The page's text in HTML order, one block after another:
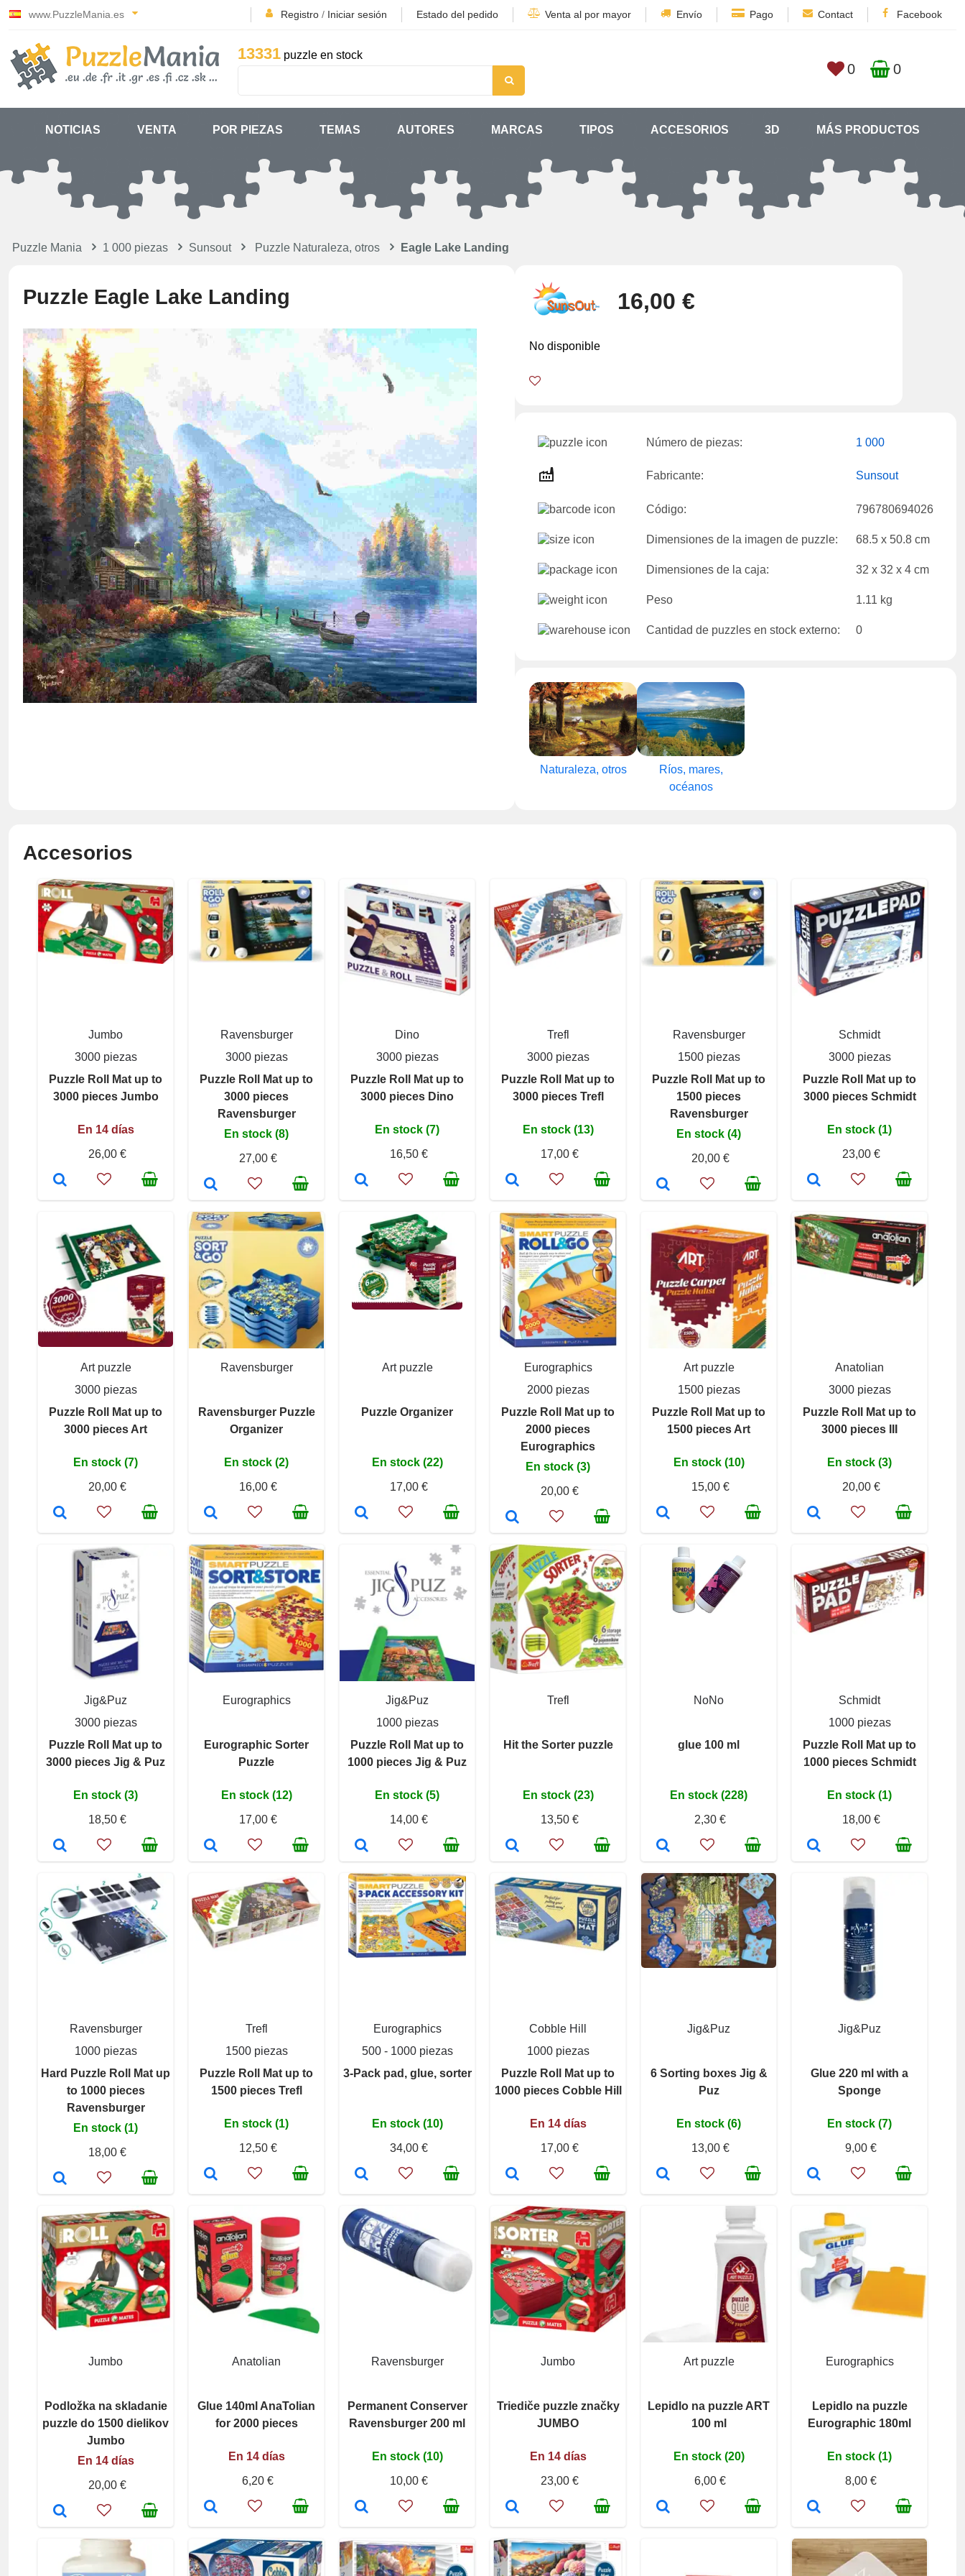
www.PuzzleMania.es Registro / Iniciar sesión Estado del pedido Venta al por mayor Envío Pago Contact Facebook
13331 puzzle en stock
0 0
NOTICIAS VENTA POR PIEZAS TEMAS AUTORES MARCAS TIPOS ACCESORIOS 3D MÁS PRODUCTOS
Puzzle Mania 1 000 piezas Sunsout Puzzle Naturaleza, otros Eagle Lake Landing
Puzzle Eagle Lake Landing 16,00 €
No disponible
Número de piezas: 1 000
Fabricante: Sunsout
Código: 796780694026
Dimensiones de la imagen de puzzle: 68.5 x 50.8 cm
Dimensiones de la caja: 32 x 32 x 4 cm
Peso 1.11 kg
Cantidad de puzzles en stock externo: 0
Naturaleza, otros
Ríos, mares,
océanos
Accesorios
Jumbo
3000 piezas
Puzzle Roll Mat up to
3000 pieces Jumbo
En 14 días
26,00 €
Ravensburger
3000 piezas
Puzzle Roll Mat up to
3000 pieces
Ravensburger
En stock (8)
27,00 €
Dino
3000 piezas
Puzzle Roll Mat up to
3000 pieces Dino
En stock (7)
16,50 €
Trefl
3000 piezas
Puzzle Roll Mat up to
3000 pieces Trefl
En stock (13)
17,00 €
Ravensburger
1500 piezas
Puzzle Roll Mat up to
1500 pieces
Ravensburger
En stock (4)
20,00 €
Schmidt
3000 piezas
Puzzle Roll Mat up to
3000 pieces Schmidt
En stock (1)
23,00 €
Art puzzle
3000 piezas
Puzzle Roll Mat up to
3000 pieces Art
En stock (7)
20,00 €
Ravensburger
Ravensburger Puzzle
Organizer
En stock (2)
16,00 €
Art puzzle
Puzzle Organizer
En stock (22)
17,00 €
Eurographics
2000 piezas
Puzzle Roll Mat up to
2000 pieces
Eurographics
En stock (3)
20,00 €
Art puzzle
1500 piezas
Puzzle Roll Mat up to
1500 pieces Art
En stock (10)
15,00 €
Anatolian
3000 piezas
Puzzle Roll Mat up to
3000 pieces III
En stock (3)
20,00 €
Jig&Puz
3000 piezas
Puzzle Roll Mat up to
3000 pieces Jig & Puz
En stock (3)
18,50 €
Eurographics
Eurographic Sorter
Puzzle
En stock (12)
17,00 €
Jig&Puz
1000 piezas
Puzzle Roll Mat up to
1000 pieces Jig & Puz
En stock (5)
14,00 €
Trefl
Hit the Sorter puzzle
En stock (23)
13,50 €
NoNo
glue 100 ml
En stock (228)
2,30 €
Schmidt
1000 piezas
Puzzle Roll Mat up to
1000 pieces Schmidt
En stock (1)
18,00 €
Ravensburger
1000 piezas
Hard Puzzle Roll Mat up
to 1000 pieces
Ravensburger
En stock (1)
18,00 €
Trefl
1500 piezas
Puzzle Roll Mat up to
1500 pieces Trefl
En stock (1)
12,50 €
Eurographics
500 - 1000 piezas
3-Pack pad, glue, sorter
En stock (10)
34,00 €
Cobble Hill
1000 piezas
Puzzle Roll Mat up to
1000 pieces Cobble Hill
En 14 días
17,00 €
Jig&Puz
6 Sorting boxes Jig &
Puz
En stock (6)
13,00 €
Jig&Puz
Glue 220 ml with a
Sponge
En stock (7)
9,00 €
Jumbo
Podložka na skladanie
puzzle do 1500 dielikov
Jumbo
En 14 días
20,00 €
Anatolian
Glue 140ml AnaTolian
for 2000 pieces
En 14 días
6,20 €
Ravensburger
Permanent Conserver
Ravensburger 200 ml
En stock (10)
10,00 €
Jumbo
Triediče puzzle značky
JUMBO
En 14 días
23,00 €
Art puzzle
Lepidlo na puzzle ART
100 ml
En stock (20)
6,00 €
Eurographics
Lepidlo na puzzle
Eurographic 180ml
En stock (1)
8,00 €